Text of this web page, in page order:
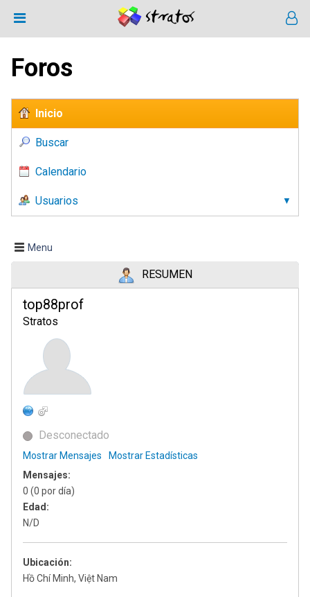
Foros
Inicio
Buscar
Calendario
Usuarios
Menu
RESUMEN
top88prof
Stratos
Desconectado
Mostrar Mensajes
Mostrar Estadísticas
Mensajes:
0 (0 por día)
Edad:
N/D
Ubicación:
Hồ Chí Minh, Việt Nam